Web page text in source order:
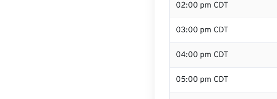
02:00 pm CDT
03:00 pm CDT
04:00 pm CDT
05:00 pm CDT